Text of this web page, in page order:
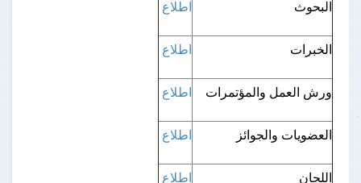
البحوث اطلاع
الخبرات اطلاع
ورش العمل والمؤتمرات اطلاع
العضويات والجوائز اطلاع
اللجان اطلاع